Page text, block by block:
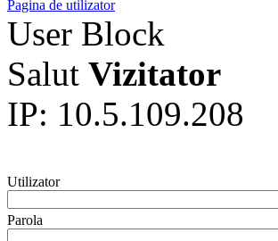
Pagina de utilizator
User Block
Salut Vizitator
IP: 10.5.109.208
Utilizator
Parola